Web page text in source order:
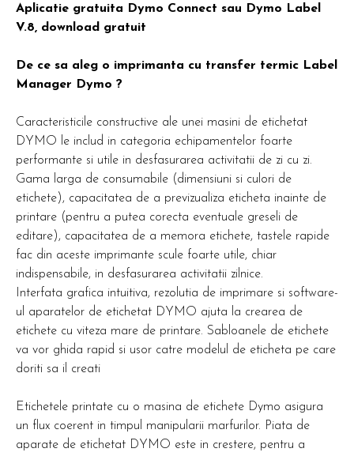
Aplicatie gratuita Dymo Connect sau Dymo Label
V.8, download gratuit
De ce sa aleg o imprimanta cu transfer termic Label
Manager Dymo ?
Caracteristicile constructive ale unei masini de etichetat
DYMO le includ in categoria echipamentelor foarte
performante si utile in desfasurarea activitatii de zi cu zi.
Gama larga de consumabile (dimensiuni si culori de
etichete), capacitatea de a previzualiza eticheta inainte de
printare (pentru a putea corecta eventuale greseli de
editare), capacitatea de a memora etichete, tastele rapide
fac din aceste imprimante scule foarte utile, chiar
indispensabile, in desfasurarea activitatii zilnice.
Interfata grafica intuitiva, rezolutia de imprimare si software-
ul aparatelor de etichetat DYMO ajuta la crearea de
etichete cu viteza mare de printare. Sabloanele de etichete
va vor ghida rapid si usor catre modelul de eticheta pe care
doriti sa il creati
Etichetele printate cu o masina de etichete Dymo asigura
un flux coerent in timpul manipularii marfurilor. Piata de
aparate de etichetat DYMO este in crestere, pentru a